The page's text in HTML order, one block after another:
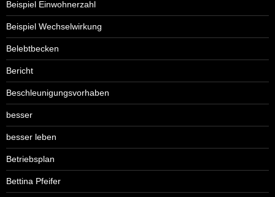
Beispiel Einwohnerzahl
Beispiel Wechselwirkung
Belebtbecken
Bericht
Beschleunigungsvorhaben
besser
besser leben
Betriebsplan
Bettina Pfeifer